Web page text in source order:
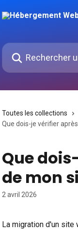
Rechercher un article...
Toutes les collections
Que dois-je vérifier
Que
de mon
2 avril 2026
La migration d'un site